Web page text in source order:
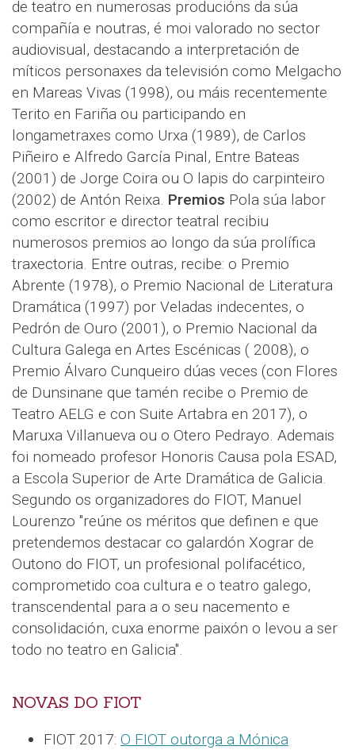
de teatro en numerosas producións da súa
compañía e noutras, é moi valorado no sector
audiovisual, destacando a interpretación de
míticos personaxes da televisión como Melgacho
en Mareas Vivas (1998), ou máis recentemente
Terito en Fariña ou participando en
longametraxes como Urxa (1989), de Carlos
Piñeiro e Alfredo García Pinal, Entre Bateas
(2001) de Jorge Coira ou O lapis do carpinteiro
(2002) de Antón Reixa. Premios Pola súa labor
como escritor e director teatral recibiu
numerosos premios ao longo da súa prolífica
traxectoria. Entre outras, recibe: o Premio
Abrente (1978), o Premio Nacional de Literatura
Dramática (1997) por Veladas indecentes, o
Pedrón de Ouro (2001), o Premio Nacional da
Cultura Galega en Artes Escénicas ( 2008), o
Premio Álvaro Cunqueiro dúas veces (con Flores
de Dunsinane que tamén recibe o Premio de
Teatro AELG e con Suite Artabra en 2017), o
Maruxa Villanueva ou o Otero Pedrayo. Ademais
foi nomeado profesor Honoris Causa pola ESAD,
a Escola Superior de Arte Dramática de Galicia.
Segundo os organizadores do FIOT, Manuel
Lourenzo "reúne os méritos que definen e que
pretendemos destacar co galardón Xograr de
Outono do FIOT, un profesional polifacético,
comprometido coa cultura e o teatro galego,
transcendental para a o seu nacemento e
consolidación, cuxa enorme paixón o levou a ser
todo no teatro en Galicia".
NOVAS DO FIOT
FIOT 2017: O FIOT outorga a Mónica